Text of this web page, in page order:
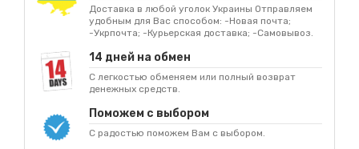
Доставка в любой уголок Украины Отправляем
удобным для Вас способом: -Новая почта;
-Укрпочта; -Курьерская доставка; -Самовывоз.
14 дней на обмен
С легкостью обменяем или полный возврат
денежных средств.
Поможем с выбором
С радостью поможем Вам с выбором.